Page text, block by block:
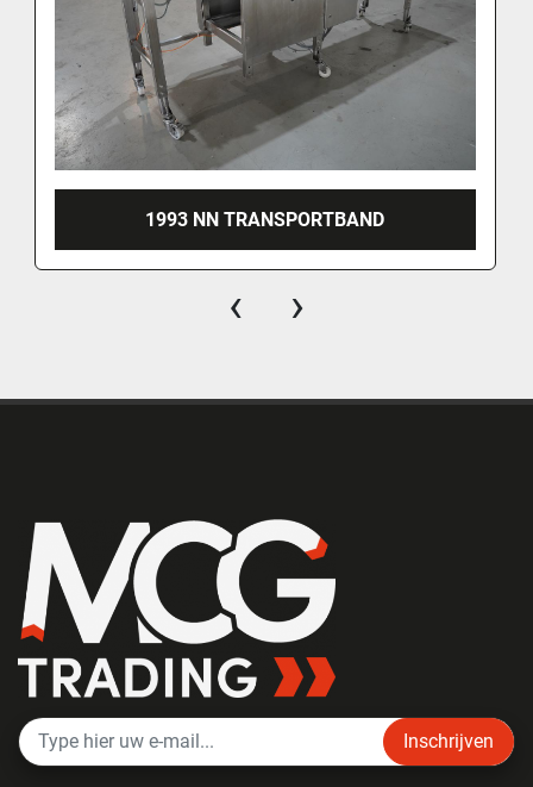
1993 NN TRANSPORTBAND
‹ ›
Inschrijven